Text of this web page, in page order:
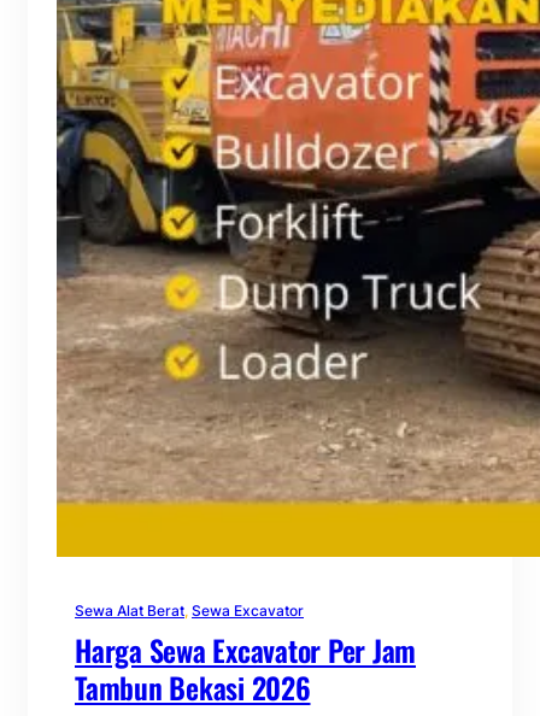
Sewa Alat Berat, Sewa Excavator
Harga Sewa Excavator Per Jam
Tambun Bekasi 2026